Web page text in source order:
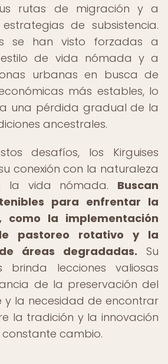
rutas de migración y a
de subsistencia.
se han visto forzadas a
de vida nómada y a
urbanas en busca de
más estables, lo
una pérdida gradual de la
ancestrales.
desafíos, los Kirguises
conexión con la naturaleza
vida nómada. Buscan
para enfrentar la
como la implementación
pastoreo rotativo y la
áreas degradadas. Su
brinda lecciones valiosas
de la preservación del
y la necesidad de encontrar
la tradición y la innovación
cambio.